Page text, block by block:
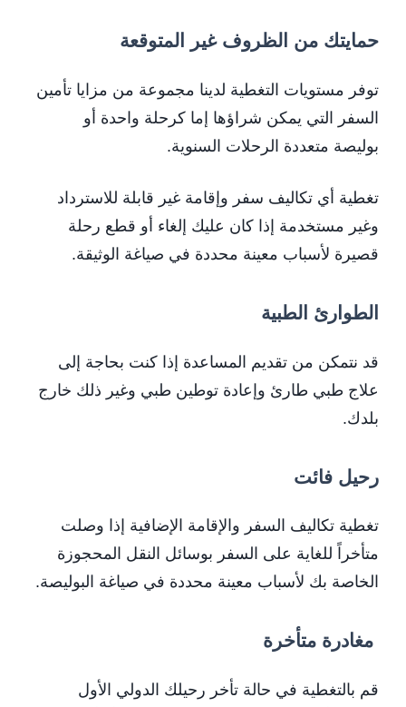
حمايتك من الظروف غير المتوقعة
توفر مستويات التغطية لدينا مجموعة من مزايا تأمين
السفر التي يمكن شراؤها إما كرحلة واحدة أو
بوليصة متعددة الرحلات السنوية.
تغطية أي تكاليف سفر وإقامة غير قابلة للاسترداد
وغير مستخدمة إذا كان عليك إلغاء أو قطع رحلة
قصيرة لأسباب معينة محددة في صياغة الوثيقة.
الطوارئ الطبية
قد نتمكن من تقديم المساعدة إذا كنت بحاجة إلى
علاج طبي طارئ وإعادة توطين طبي وغير ذلك خارج
بلدك.
رحيل فائت
تغطية تكاليف السفر والإقامة الإضافية إذا وصلت
متأخراً للغاية على السفر بوسائل النقل المحجوزة
الخاصة بك لأسباب معينة محددة في صياغة البوليصة.
مغادرة متأخرة
قم بالتغطية في حالة تأخر رحيلك الدولي الأول